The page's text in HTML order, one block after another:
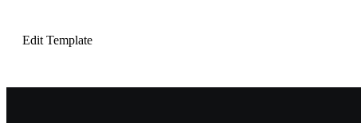
Edit Template